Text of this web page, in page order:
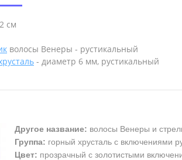
см
волосы Венеры - рустикальный
- диаметр 6 мм, рустикальный
Другое название: волосы Венеры и
Группа: горный хрусталь с включениями
Цвет: прозрачный с золотистыми